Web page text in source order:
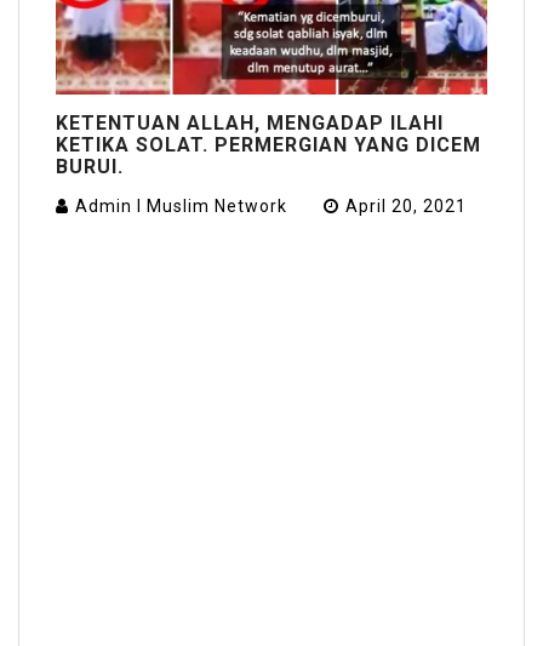
KETENTUAN ALLAH, MENGADAP ILAHI
KETIKA SOLAT. PERMERGIAN YANG DICEM
BURUI.
Admin I Muslim Network April 20, 2021